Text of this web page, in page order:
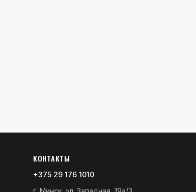
КОНТАКТЫ
+375 29 176 1010